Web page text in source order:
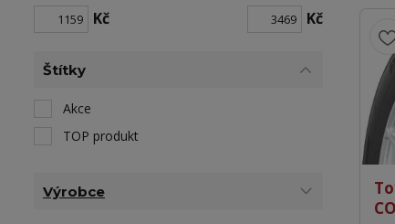
Kč Kč
Štítky
Akce
TOP produkt
Výrobce